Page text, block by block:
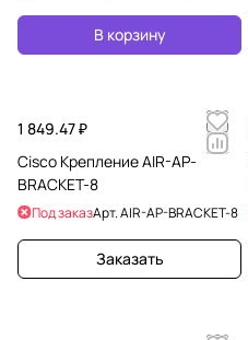
В корзину
1 849.47 ₽
Cisco Крепление AIR-AP-
BRACKET-8
Под заказАрт.AIR-AP-BRACKET-8
Заказать